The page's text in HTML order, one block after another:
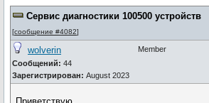
Сервис диагностики 100500 устройств
[сообщение #4082]
wolverin
Сообщений: 44
Зарегистрирован: August 2023
Member